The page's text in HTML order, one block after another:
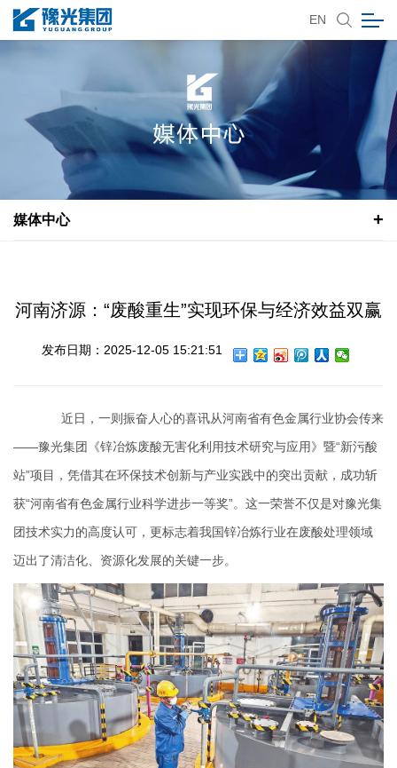
EN
媒体中心
河南济源：“废酸重生”实现环保与经济效益双赢
发布日期：2025-12-05 15:21:51
近日，一则振奋人心的喜讯从河南省有色金属行业协会传来
——豫光集团《锌冶炼废酸无害化利用技术研究与应用》暨“新污酸
站”项目，凭借其在环保技术创新与产业实践中的突出贡献，成功斩
获“河南省有色金属行业科学进步一等奖”。这一荣誉不仅是对豫光集
团技术实力的高度认可，更标志着我国锌冶炼行业在废酸处理领域
迈出了清洁化、资源化发展的关键一步。